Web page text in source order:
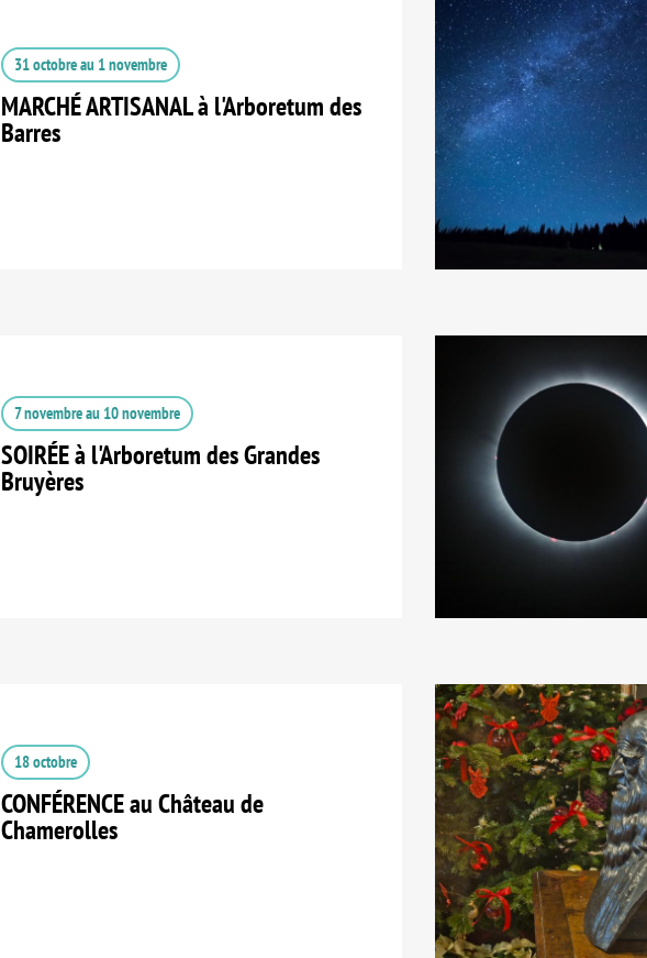
31 octobreau 1 novembre
MARCHÉ ARTISANAL à l'Arboretum des
Barres
7 novembreau 10 novembre
SOIRÉE à l'Arboretum des Grandes
Bruyères
18 octobre
CONFÉRENCE au Château de
Chamerolles